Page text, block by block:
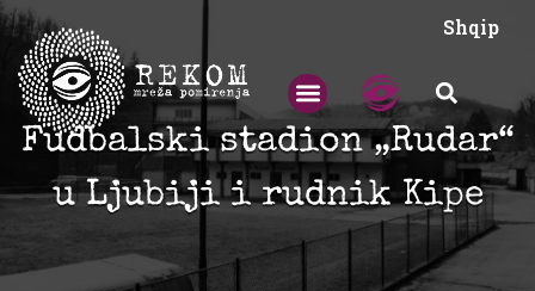
Shqip
Fudbalski stadion „Rudar“
u Ljubiji i rudnik Kipe